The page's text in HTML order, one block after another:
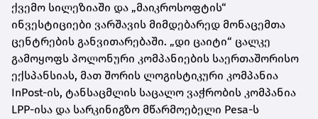
ქვემო სილეზიაში და „მაიკროსოფტის“
ინვესტიციები ვარშავის მიმდებარედ მონაცემთა
ცენტრების განვითარებაში. „დი ცაიტი“ ცალკე
გამოყოფს პოლონური კომპანიების საერთაშორისო
ექსპანსიას, მათ შორის ლოგისტიკური კომპანია
InPost-ის, ტანსაცმლის საცალო ვაჭრობის კომპანია
LPP-ისა და სარკინიგზო მწარმოებელი Pesa-ს